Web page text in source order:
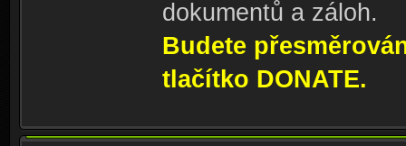
dokumentů a záloh.
Budete
tlačítko DONATE.